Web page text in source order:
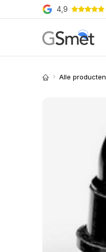
Overslaan naar inhoud
4,9
Alle producten